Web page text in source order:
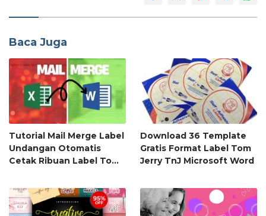
Baca Juga
Tutorial Mail Merge Label
Undangan Otomatis
Cetak Ribuan Label Tom
Download 36 Template
Gratis Format Label Tom
Jerry TnJ Microsoft Word